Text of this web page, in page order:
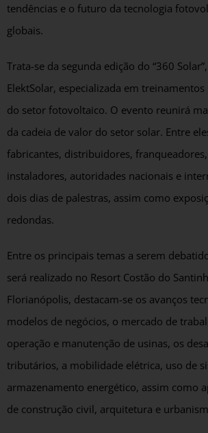
tendências e o futuro da tecnologia
globais.
Trata-se da segunda edição do “360
ElektSolar, especializada em
do setor fotovoltaico. O evento reunirá
da cadeia de valor do setor solar. Entre
fabricantes, distribuidores,
instaladores, autoridades nacionais e
dois dias de palestras, assim como
redondas.
Entre os principais temas a serem
será realizado no Resort Costão do
Florianópolis, destacam-se os avanços
modelos de negócios, o mercado de
operação e manutenção de usinas, os
tributários, a mobilidade elétrica, uso de
armazenamento energético, assim como
de construção civil, arquitetura e